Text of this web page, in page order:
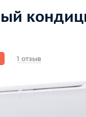
1 отзыв